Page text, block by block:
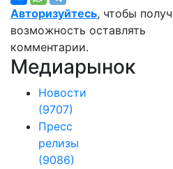
Авторизуйтесь, чтобы
возможность оставлять
комментарии.
Медиарынок
Новости
(9707)
Пресс
релизы
(9086)